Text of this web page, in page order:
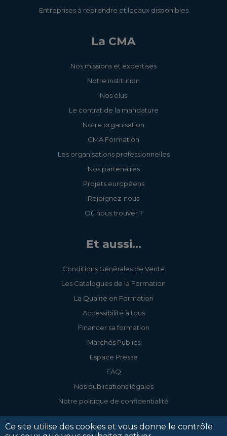
Entreprises à reprendre et locaux disponibles
La CMA
Nos missions et expertises
Notre institution
Nos élus
Le contrat de la mandature
Notre organisation
CMA Formation
Les organisations professionnelles
Nos partenaires
Projets européens
Rejoignez-nous
Où nous trouver ?
Et aussi...
Conditions Générales de Vente
Les Catalogues de la Formation
La Qualité en Formation
Accessibilité à tous
Financer sa formation
Marchés Publics
Espace Presse
FAQ
Nos publications légales
Notre politique de confidentialité
Ce site utilise des cookies et vous donne le contrôle